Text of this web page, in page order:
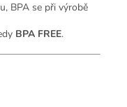
BPA se při výrobě
BPA FREE.